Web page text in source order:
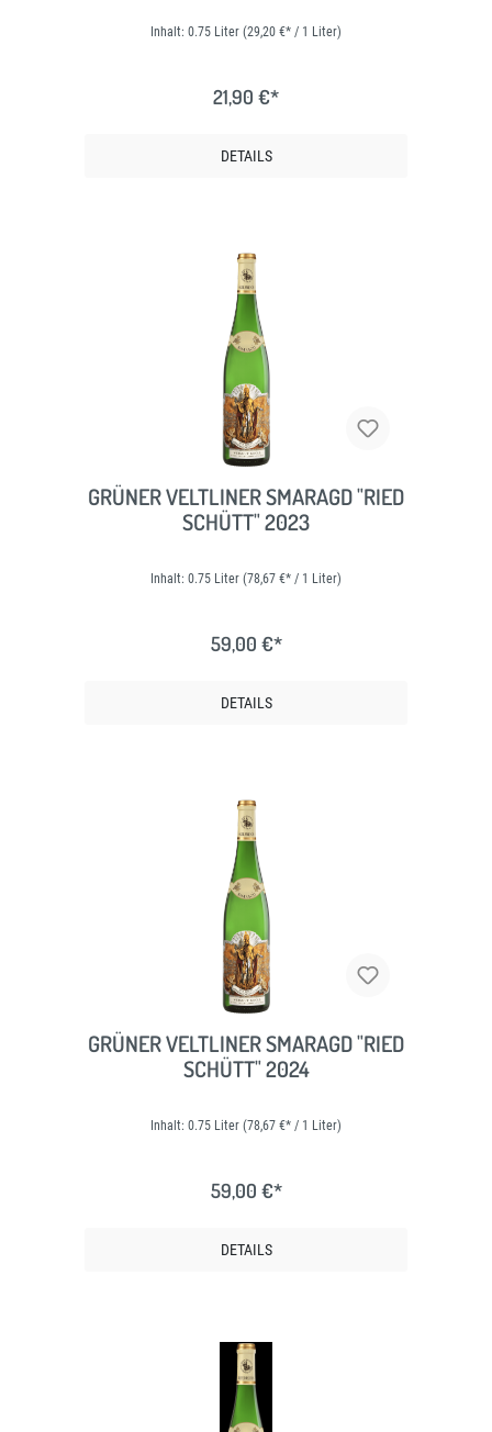
Inhalt: 0.75 Liter (29,20 €* / 1 Liter)
21,90 €*
DETAILS
GRÜNER VELTLINER SMARAGD "RIED
SCHÜTT" 2023
Inhalt: 0.75 Liter (78,67 €* / 1 Liter)
59,00 €*
DETAILS
GRÜNER VELTLINER SMARAGD "RIED
SCHÜTT" 2024
Inhalt: 0.75 Liter (78,67 €* / 1 Liter)
59,00 €*
DETAILS